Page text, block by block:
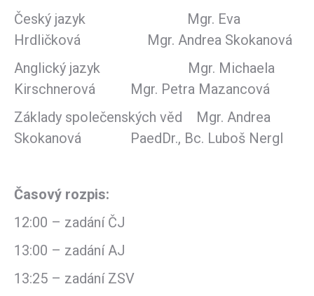
Český jazyk Mgr. Eva
Hrdličková Mgr. Andrea Skokanová
Anglický jazyk Mgr. Michaela
Kirschnerová Mgr. Petra Mazancová
Základy společenských věd Mgr. Andrea
Skokanová PaedDr., Bc. Luboš Nergl
Časový rozpis:
12:00 – zadání ČJ
13:00 – zadání AJ
13:25 – zadání ZSV